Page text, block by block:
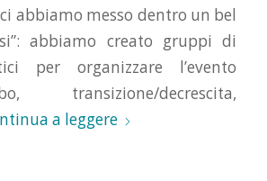
abbiamo messo dentro un bel
abbiamo creato gruppi di
per organizzare l’evento
transizione/decrescita,
a leggere